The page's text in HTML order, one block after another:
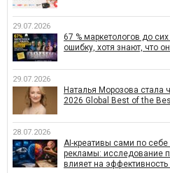
29.07.2026
67 % маркетологов до
ошибку, хотя знают, что
29.07.2026
Наталья Морозова
2026 Global Best of the
28.07.2026
AI-креативы сами по
рекламы: исследование
влияет на